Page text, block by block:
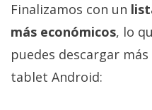
Finalizamos con un
más económicos, lo
puedes descargar
tablet Android: